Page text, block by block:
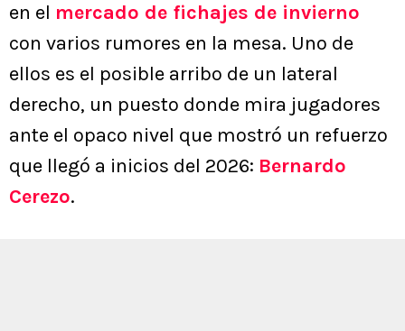
en el mercado de fichajes de invierno
con varios rumores en la mesa. Uno de
ellos es el posible arribo de un lateral
derecho, un puesto donde mira jugadores
ante el opaco nivel que mostró un refuerzo
que llegó a inicios del 2026: Bernardo
Cerezo.